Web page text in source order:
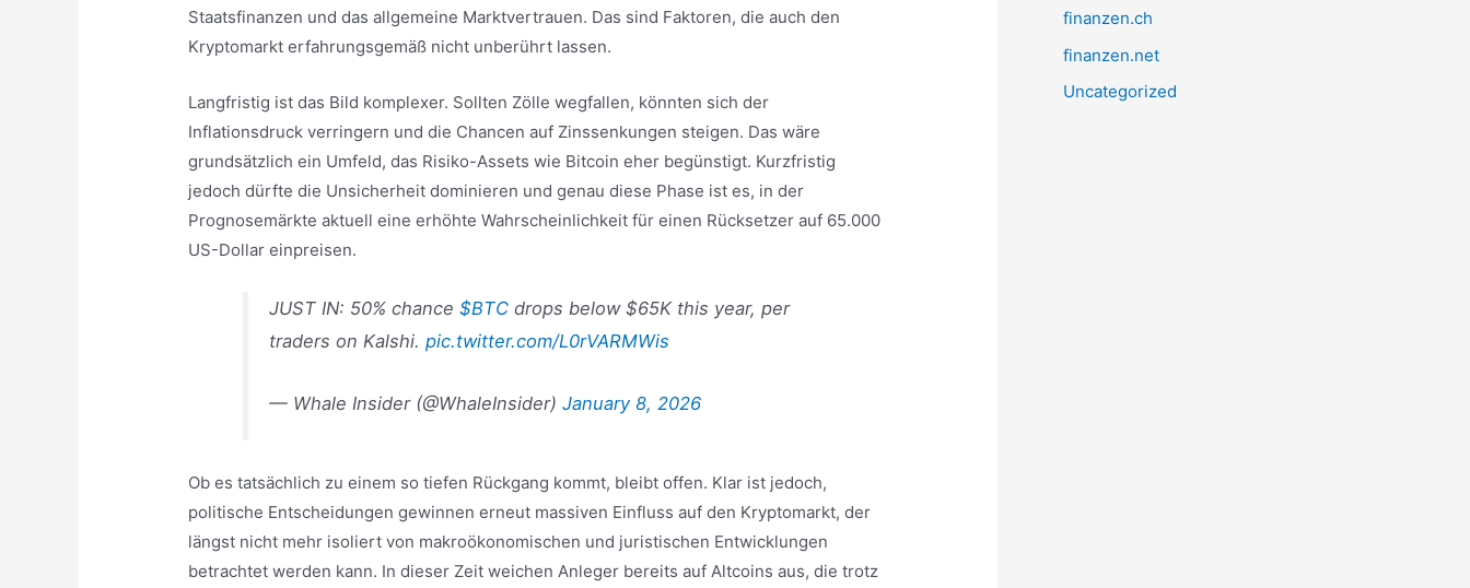
Staatsfinanzen und das allgemeine Marktvertrauen. Das sind Faktoren, die auch den
Kryptomarkt erfahrungsgemäß nicht unberührt lassen.
Langfristig ist das Bild komplexer. Sollten Zölle wegfallen, könnten sich der
Inflationsdruck verringern und die Chancen auf Zinssenkungen steigen. Das wäre
grundsätzlich ein Umfeld, das Risiko-Assets wie Bitcoin eher begünstigt. Kurzfristig
jedoch dürfte die Unsicherheit dominieren und genau diese Phase ist es, in der
Prognosemärkte aktuell eine erhöhte Wahrscheinlichkeit für einen Rücksetzer auf 65.000
US-Dollar einpreisen.
JUST IN: 50% chance$BTC drops below $65K this year, per
traders on Kalshi.pic.twitter.com/L0rVARMWis
— Whale Insider (@WhaleInsider)January 8, 2026
Ob es tatsächlich zu einem so tiefen Rückgang kommt, bleibt offen. Klar ist jedoch,
politische Entscheidungen gewinnen erneut massiven Einfluss auf den Kryptomarkt, der
längst nicht mehr isoliert von makroökonomischen und juristischen Entwicklungen
betrachtet werden kann. In dieser Zeit weichen Anleger bereits auf Altcoins aus, die trotz
finanzen.ch
finanzen.net
Uncategorized